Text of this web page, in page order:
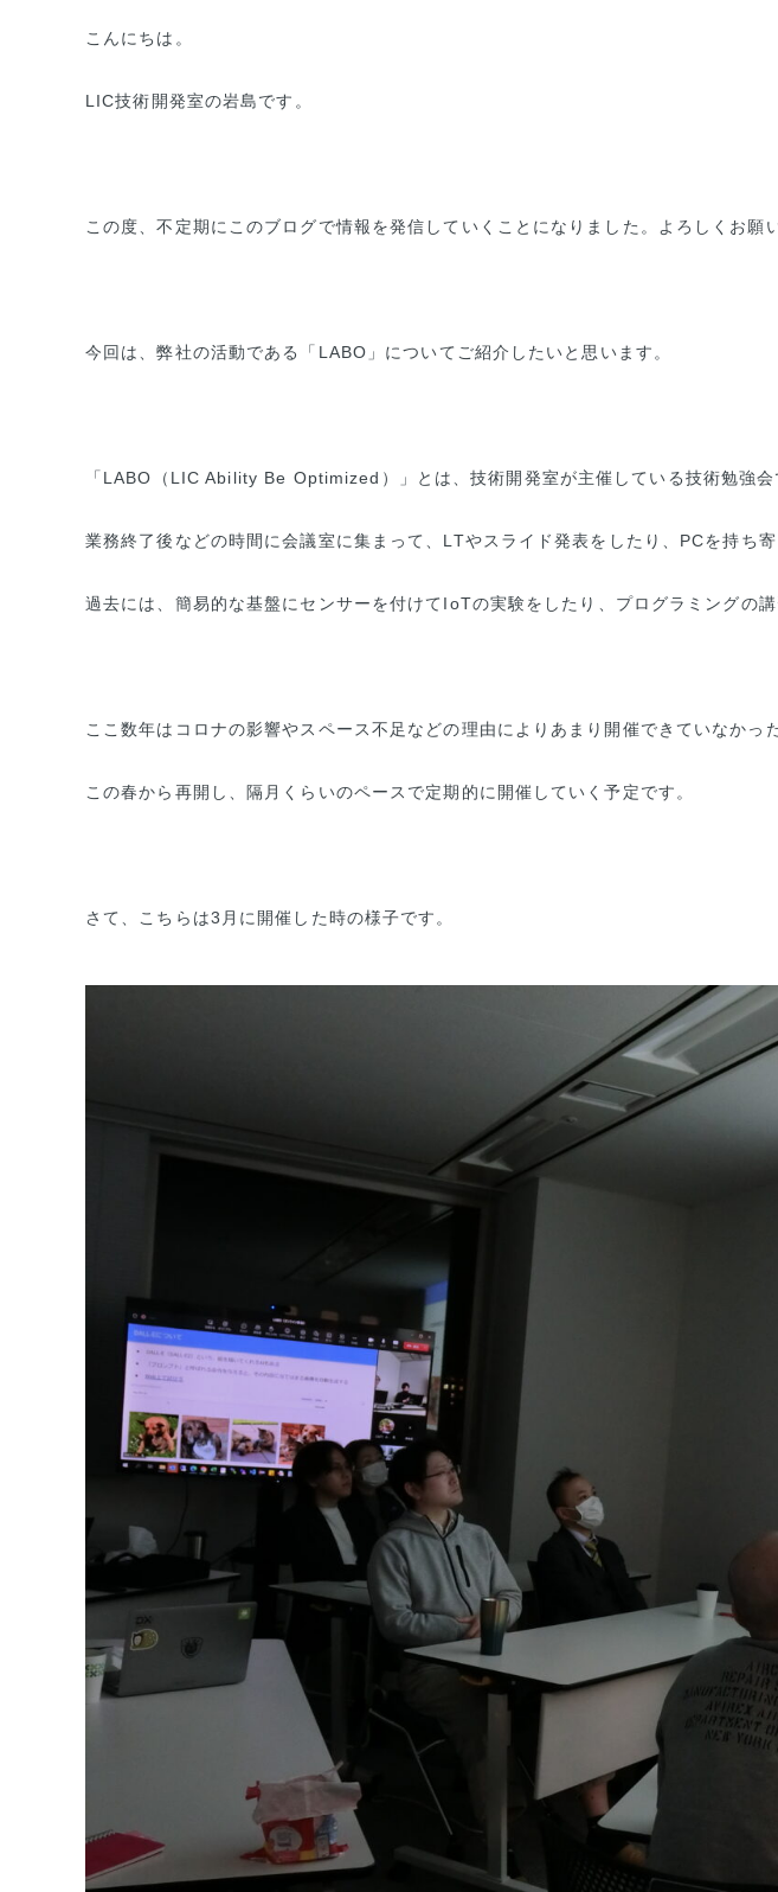
こんにちは。
LIC技術開発室の岩島です。
この度、不定期にこのブログで情報を発信していくことになりました。よろしくお願
今回は、弊社の活動である「LABO」についてご紹介したいと思います。
「LABO（LIC Ability Be Optimized）」とは、技術開発室が主催している技術勉強会
業務終了後などの時間に会議室に集まって、LTやスライド発表をしたり、PCを持ち
過去には、簡易的な基盤にセンサーを付けてIoTの実験をしたり、プログラミングの
ここ数年はコロナの影響やスペース不足などの理由によりあまり開催できていなかっ
この春から再開し、隔月くらいのペースで定期的に開催していく予定です。
さて、こちらは3月に開催した時の様子です。